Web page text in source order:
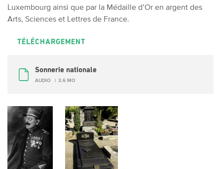
Luxembourg ainsi que par la Médaille d’Or en argent des
Arts, Sciences et Lettres de France.
TÉLÉCHARGEMENT
Sonnerie nationale
AUDIO 3.6 MO